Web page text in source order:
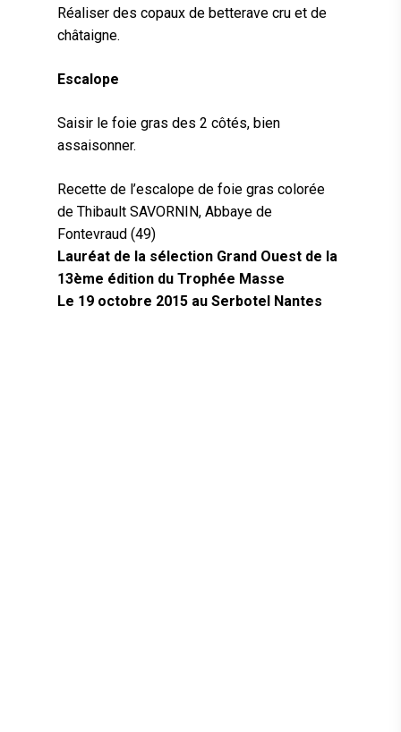
Réaliser des copaux de betterave cru et de
châtaigne.
Escalope
Saisir le foie gras des 2 côtés, bien
assaisonner.
Recette de l’escalope de foie gras colorée
de Thibault SAVORNIN, Abbaye de
Fontevraud (49)
Lauréat de la sélection Grand Ouest de la
13ème édition du Trophée Masse
Le 19 octobre 2015 au Serbotel Nantes